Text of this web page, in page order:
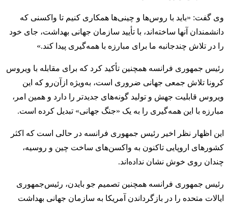
وی گفت:‌ «باید با روس‌ها و چینی‌ها همکاری کنیم تا واکسنی که
دانشمندان آنها ساخته‌اند، با تأیید سازمان جهانی بهداشت، جای خود
را در تلاش چندجانبه ما برای مبارزه با همه‌گیری پیدا کند.»
رئیس جمهوری فرانسه همچنین تأکید کرد که برای مقابله با ویروس
کرونا تلاش جمعی جهانی ضروری است، به‌ویژه ازآن‌رو که این
ویروس قابلیت جهش و تولید گونه‌های جدیدتر را دارد و همین امر،
مبارزه با این همه‌گیری را به یک «جنگ جهانی» تبدیل کرده است.
این اظهار نظر اخیر رئیس جمهوری فرانسه در حالی است که اکثر
کشورهای اروپایی تاکنون به واکسن‌های ساخت چین و روسیه،
چندان روی خوش نشان نداده‌اند.
رئيس جمهوری فرانسه همچنین تصمیم جو بایدن، رئيس‌جمهوری
ایالات ‌متحده را در بازگرداندن آمریکا به سازمان جهانی بهداشت